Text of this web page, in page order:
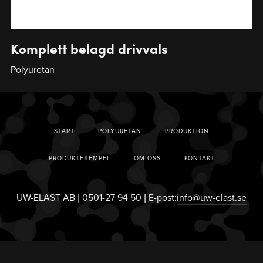
Komplett belagd drivvals
Polyuretan
START POLYURETAN PRODUKTION
PRODUKTEXEMPEL OM OSS KONTAKT
UW-ELAST AB | 0501-27 94 50 | E-post:info@uw-elast.se